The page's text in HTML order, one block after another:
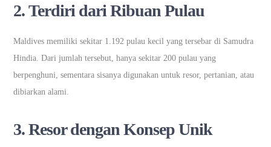
2.Terdiri dari Ribuan Pulau
Maldives memiliki sekitar 1.192 pulau kecil yang tersebar di Samudra
Hindia. Dari jumlah tersebut, hanya sekitar 200 pulau yang
berpenghuni, sementara sisanya digunakan untuk resor, pertanian, atau
dibiarkan alami.
3.Resor dengan Konsep Unik